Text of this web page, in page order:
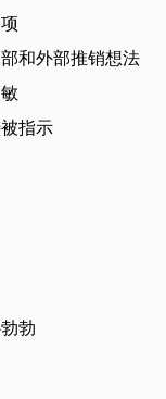
和外部推销想法
指示
勃